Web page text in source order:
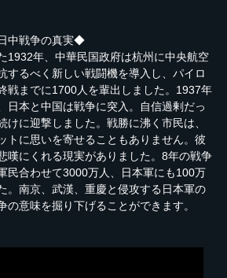
中戦争の真実◆
1932年、中華民国政府は杭州に中央航空
するべく新しい戦闘機を導入し、パイロ
戦までに1700人を輩出しました。1937年
日本と中国は戦争に突入。自信過剰だっ
けに迎撃しました。戦勝に沸く市民は、
トに思いを寄せることもありません。彼
嘆にくれる現実がありました。8年の戦争
民合わせて3000万人、日本軍にも100万
。南京、武漢、重慶と侵攻する日本軍の
の意味を掘り下げることができます。